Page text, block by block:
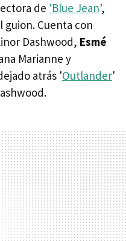
de 'Blue Jean',
guion. Cuenta con
Dashwood, Esmé
Marianne y
atrás 'Outlander'